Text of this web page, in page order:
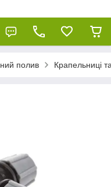
полив Крапельниці